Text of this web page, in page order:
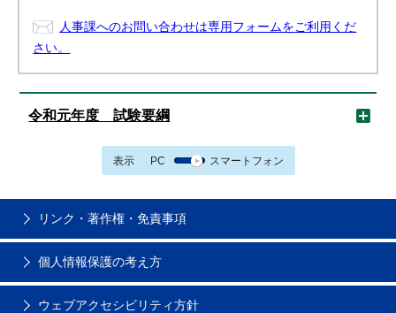
人事課へのお問い合わせは専用フォームをご利用くだ
さい。
令和元年度 試験要綱
表示 PC スマートフォン
リンク・著作権・免責事項
個人情報保護の考え方
ウェブアクセシビリティ方針